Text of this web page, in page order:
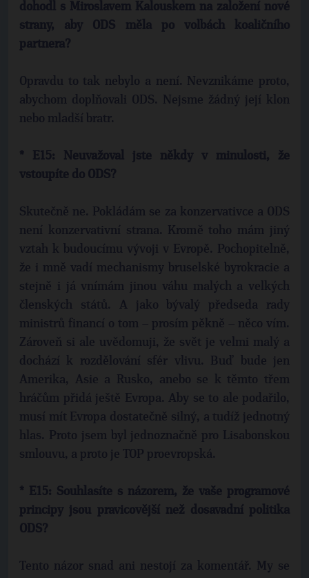
dohodl s Miroslavem Kalouskem na založení nové
strany, aby ODS měla po volbách koaličního
partnera?
Opravdu to tak nebylo a není. Nevznikáme proto,
abychom doplňovali ODS. Nejsme žádný její klon
nebo mladší bratr.
* E15: Neuvažoval jste někdy v minulosti, že
vstoupíte do ODS?
Skutečně ne. Pokládám se za konzervativce a ODS
není konzervativní strana. Kromě toho mám jiný
vztah k budoucímu vývoji v Evropě. Pochopitelně,
že i mně vadí mechanismy bruselské byrokracie a
stejně i já vnímám jinou váhu malých a velkých
členských států. A jako bývalý předseda rady
ministrů financí o tom – prosím pěkně – něco vím.
Zároveň si ale uvědomuji, že svět je velmi malý a
dochází k rozdělování sfér vlivu. Buď bude jen
Amerika, Asie a Rusko, anebo se k těmto třem
hráčům přidá ještě Evropa. Aby se to ale podařilo,
musí mít Evropa dostatečně silný, a tudíž jednotný
hlas. Proto jsem byl jednoznačně pro Lisabonskou
smlouvu, a proto je TOP proevropská.
* E15: Souhlasíte s názorem, že vaše programové
principy jsou pravicovější než dosavadní politika
ODS?
Tento názor snad ani nestojí za komentář. My se